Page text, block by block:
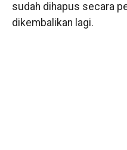
sudah dihapus secara
dikembalikan lagi.